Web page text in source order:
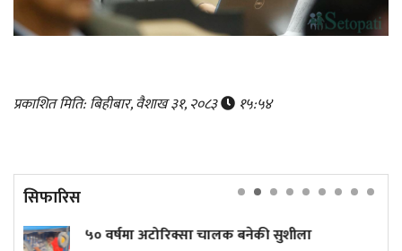
प्रकाशित मिति: बिहीबार, वैशाख ३१, २०८३ १५:५४
सिफारिस
हतियार भण्डार रित्तिन थालेपछि रक्षामन्त्री